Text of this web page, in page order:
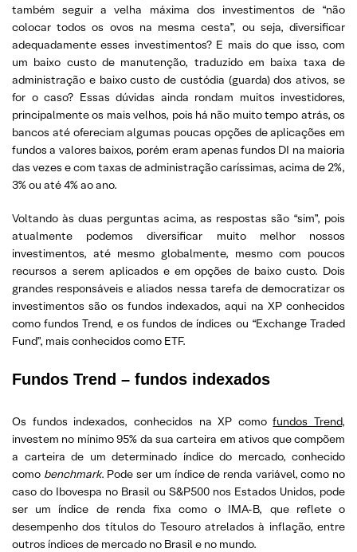
também seguir a velha máxima dos investimentos de “não
colocar todos os ovos na mesma cesta”, ou seja, diversificar
adequadamente esses investimentos? E mais do que isso, com
um baixo custo de manutenção, traduzido em baixa taxa de
administração e baixo custo de custódia (guarda) dos ativos, se
for o caso? Essas dúvidas ainda rondam muitos investidores,
principalmente os mais velhos, pois há não muito tempo atrás, os
bancos até ofereciam algumas poucas opções de aplicações em
fundos a valores baixos, porém eram apenas fundos DI na maioria
das vezes e com taxas de administração caríssimas, acima de 2%,
3% ou até 4% ao ano.
Voltando às duas perguntas acima, as respostas são “sim”, pois
atualmente podemos diversificar muito melhor nossos
investimentos, até mesmo globalmente, mesmo com poucos
recursos a serem aplicados e em opções de baixo custo. Dois
grandes responsáveis e aliados nessa tarefa de democratizar os
investimentos são os fundos indexados, aqui na XP conhecidos
como fundos Trend, e os fundos de índices ou “Exchange Traded
Fund”, mais conhecidos como ETF.
Fundos Trend – fundos indexados
Os fundos indexados, conhecidos na XP comofundos Trend,
investem no mínimo 95% da sua carteira em ativos que compõem
a carteira de um determinado índice do mercado, conhecido
como benchmark. Pode ser um índice de renda variável, como no
caso do Ibovespa no Brasil ou S&P500 nos Estados Unidos, pode
ser um índice de renda fixa como o IMA-B, que reflete o
desempenho dos títulos do Tesouro atrelados à inflação, entre
outros índices de mercado no Brasil e no mundo.